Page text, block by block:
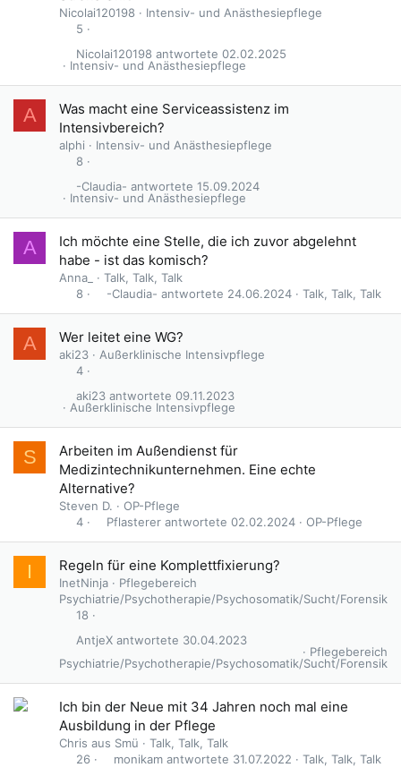
Nicolai120198
Intensiv- und Anästhesiepflege
5
Intensiv- und Anästhesiepflege
02.02.2025
Nicolai120198
A
Was macht eine Serviceassistenz im
Intensivbereich?
alphi
Intensiv- und Anästhesiepflege
8
Intensiv- und Anästhesiepflege
15.09.2024
-Claudia-
A
Ich möchte eine Stelle, die ich zuvor abgelehnt
habe - ist das komisch?
Anna_
Talk, Talk, Talk
8
Talk, Talk, Talk
24.06.2024
-Claudia-
A Wer leitet eine WG?
aki23
Außerklinische Intensivpflege
4
Außerklinische Intensivpflege
09.11.2023
aki23
S
Arbeiten im Außendienst für
Medizintechnikunternehmen. Eine echte
Alternative?
Steven D.
OP-Pflege
4
OP-Pflege
02.02.2024
Pflasterer
I Regeln für eine Komplettfixierung?
InetNinja
Pflegebereich
Psychiatrie/Psychotherapie/Psychosomatik/Sucht/Forensik
18
Pflegebereich
Psychiatrie/Psychotherapie/Psychosomatik/Sucht/Forensik
30.04.2023
AntjeX
Ich bin der Neue mit 34 Jahren noch mal eine
Ausbildung in der Pflege
Chris aus Smü
Talk, Talk, Talk
26
Talk, Talk, Talk
31.07.2022
monikam